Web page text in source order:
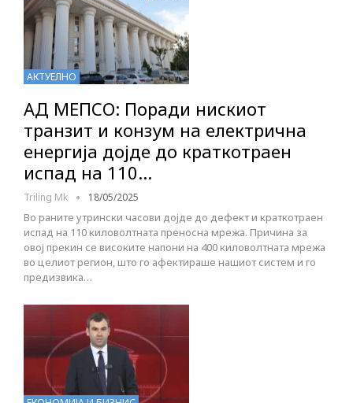
АКТУЕЛНО
АД МЕПСО: Поради нискиот
транзит и конзум на електрична
енергија дојде до краткотраен
испад на 110…
Triling Mk 18/05/2025
Во раните утрински часови дојде до дефект и краткотраен
испад на 110 киловолтната преносна мрежа. Причина за
овој прекин се високите напони на 400 киловолтната мрежа
во целиот регион, што го афектираше нашиот систем и го
предизвика…